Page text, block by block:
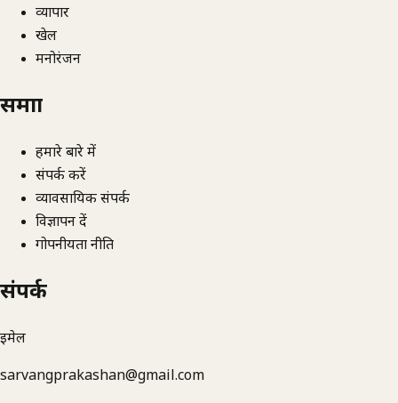
व्यापार
खेल
मनोरंजन
समाज्ञा
हमारे बारे में
संपर्क करें
व्यावसायिक संपर्क
विज्ञापन दें
गोपनीयता नीति
संपर्क
ईमेल
sarvangprakashan@gmail.com